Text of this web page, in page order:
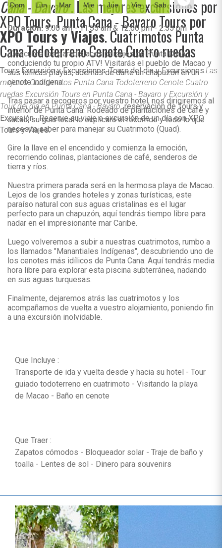
Cana - Bavaro. Las mejores excursiones por
XPO Tours. Punta Cana - Bavaro Tours por
XPO Tours y Viajes. Cuatrimotos Punta
Cana Todoterreno Cenote Cuatro ruedas
Tours Excursión y Excursiones. Tours del dia y Excursiones.Las
mejores Cuatrimotos Punta Cana Todoterreno Cenote Cuatro
ruedas Excursión Tours en Punta Cana - Bavaro y Excursión y
Tour del dia en Punta Cana - Bavaro.reservación de Tours y
Excursión . Reserve su viaje o excursión de un día con XPO
Tours y Viajes.
Dom Lun Mar Mie Jue Vie Sab
Duración: 9:00 am - 11:55 am & 12:00 pm - 2:55 pm
¡Descubre los paradisíacos paisajes de Punta Cana,
conduciendo tu propio ATV! Visitarás el pueblo de Macao y
sus idílicas playas, además de darte un chapuzón en un
cenote indígena.
Tras pasar a recogeros por vuestro hotel, nos dirigiremos al
interior de Punta Cana. Rodeado de plantaciones de café y
cacao, su guía local le explicará el recorrido y todo lo que
necesita saber para manejar su Cuatrimoto (Quad).
Gire la llave en el encendido y comienza la emoción,
recorriendo colinas, plantaciones de café, senderos de
tierra y ríos.
Nuestra primera parada será en la hermosa playa de Macao.
Lejos de los grandes hoteles y zonas turísticas, este
paraíso natural con sus aguas cristalinas es el lugar
perfecto para un chapuzón, aquí tendrás tiempo libre para
nadar en el impresionante mar Caribe.
Luego volveremos a subir a nuestras cuatrimotos, rumbo a
los llamados "Manantiales Indígenas", descubriendo uno de
los cenotes más idílicos de Punta Cana. Aquí tendrás media
hora libre para explorar esta piscina subterránea, nadando
en sus aguas turquesas.
Finalmente, dejaremos atrás las cuatrimotos y los
acompañamos de vuelta a vuestro alojamiento, poniendo fin
a una excursión inolvidable.
Que Incluye :
Transporte de ida y vuelta desde y hacia su hotel - Tour
guiado todoterreno en cuatrimoto - Visitando la playa
de Macao - Baño en cenote
Que Traer :
Zapatos cómodos - Bloqueador solar - Traje de baño y
toalla - Lentes de sol - Dinero para souvenirs